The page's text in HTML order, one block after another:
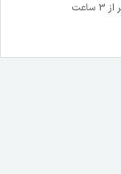
با امکان ارسال اکسپرس، سفارش خود را در کمتر از ۳ ساعت